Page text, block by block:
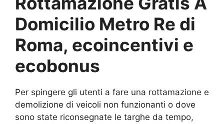
Domicilio Metro Re di
Roma, ecoincentivi e
ecobonus
Per spingere gli utenti a fare una rottamazione e
demolizione di veicoli non funzionanti o dove
sono state riconsegnate le targhe da tempo,